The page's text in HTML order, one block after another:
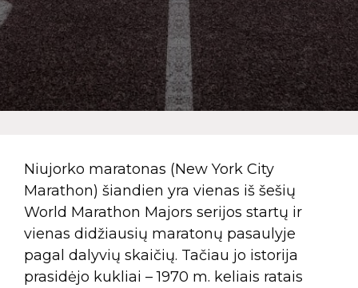
Niujorko maratonas (New York City
Marathon) šiandien yra vienas iš šešių
World Marathon Majors serijos startų ir
vienas didžiausių maratonų pasaulyje
pagal dalyvių skaičių. Tačiau jo istorija
prasidėjo kukliai – 1970 m. keliais ratais